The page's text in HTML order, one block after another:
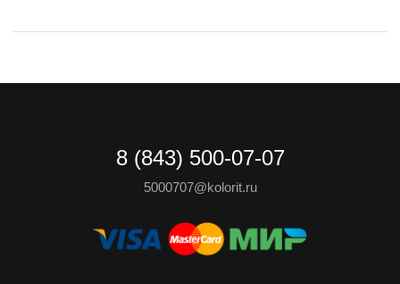
8 (843) 500-07-07
5000707@kolorit.ru